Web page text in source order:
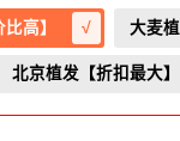
高】 大麦
北京植发【折扣最大】